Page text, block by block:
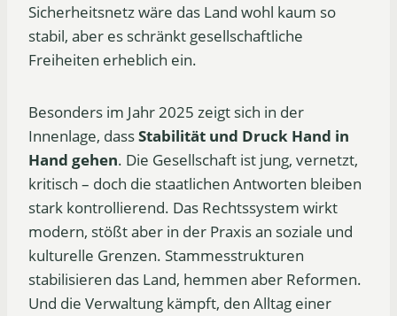
Sicherheitsnetz wäre das Land wohl kaum so
stabil, aber es schränkt gesellschaftliche
Freiheiten erheblich ein.
Besonders im Jahr 2025 zeigt sich in der
Innenlage, dassStabilität und Druck Hand in
Hand gehen. Die Gesellschaft ist jung, vernetzt,
kritisch – doch die staatlichen Antworten bleiben
stark kontrollierend. Das Rechtssystem wirkt
modern, stößt aber in der Praxis an soziale und
kulturelle Grenzen. Stammesstrukturen
stabilisieren das Land, hemmen aber Reformen.
Und die Verwaltung kämpft, den Alltag einer